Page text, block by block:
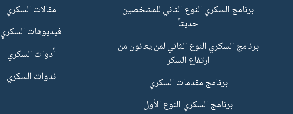
برنامج السكري النوع الثاني للمشخصين
حديثاً
برنامج السكري النوع الثاني لمن يعانون من
ارتفاع السكر
برنامج مقدمات السكري
برنامج السكري النوع الأول
مقالات السكري
فيديوهات السكري
أدوات السكري
ندوات السكري